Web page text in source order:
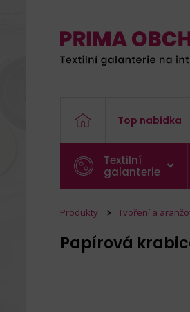
Top nabídka
Textilní
galanterie
Produkty Tvoření a
Papírová